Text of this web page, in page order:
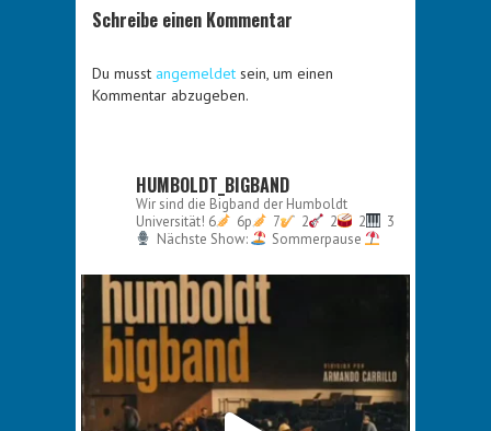
Schreibe einen Kommentar
Du musst angemeldet sein, um einen
Kommentar abzugeben.
HUMBOLDT_BIGBAND
Wir sind die Bigband der Humboldt
Universität! 6 6p 7 2 2 2
3
Nächste Show:
Sommerpause